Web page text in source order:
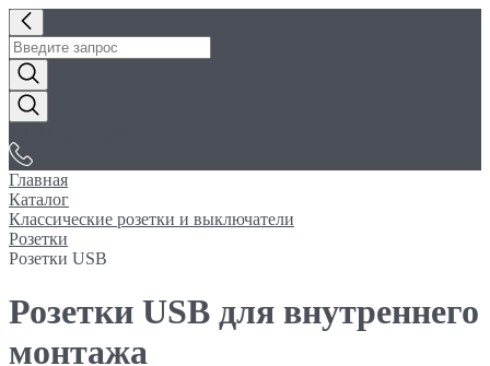
Главная
Каталог
Классические розетки и выключатели
Розетки
Розетки USB
Розетки USB для внутреннего
монтажа